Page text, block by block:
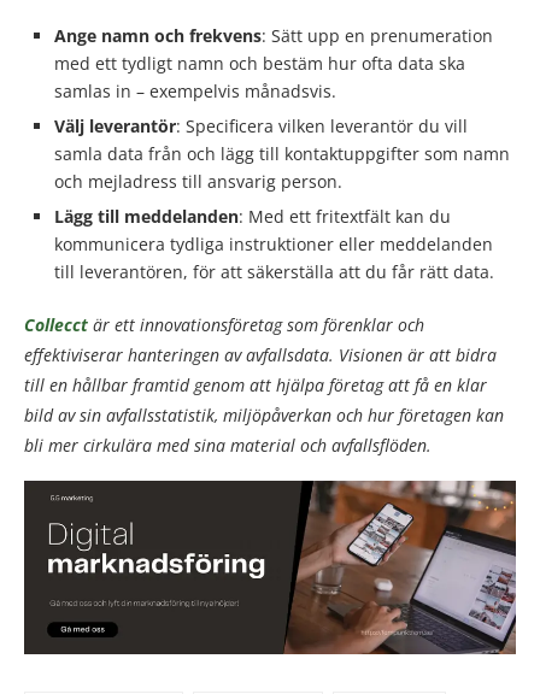
Ange namn och frekvens: Sätt upp en prenumeration
med ett tydligt namn och bestäm hur ofta data ska
samlas in – exempelvis månadsvis.
Välj leverantör: Specificera vilken leverantör du vill
samla data från och lägg till kontaktuppgifter som namn
och mejladress till ansvarig person.
Lägg till meddelanden: Med ett fritextfält kan du
kommunicera tydliga instruktioner eller meddelanden
till leverantören, för att säkerställa att du får rätt data.
Collecct är ett innovationsföretag som förenklar och
effektiviserar hanteringen av avfallsdata. Visionen är att bidra
till en hållbar framtid genom att hjälpa företag att få en klar
bild av sin avfallsstatistik, miljöpåverkan och hur företagen kan
bli mer cirkulära med sina material och avfallsflöden.